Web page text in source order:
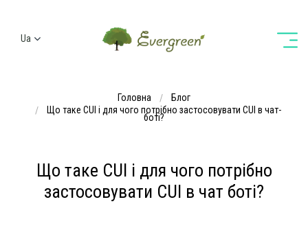
Ua
Головна
Блог
Що таке CUI і для чого потрібно застосовувати CUI в чат-
боті?
Що таке CUI і для чого потрібно
застосовувати CUI в чат боті?